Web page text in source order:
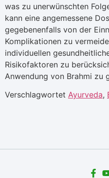
was zu unerwünschten
kann eine angemessene
gegebenenfalls von der
Komplikationen zu
individuellen
Risikofaktoren zu
Anwendung von Brahmi zu
Verschlagwortet Ayurveda,